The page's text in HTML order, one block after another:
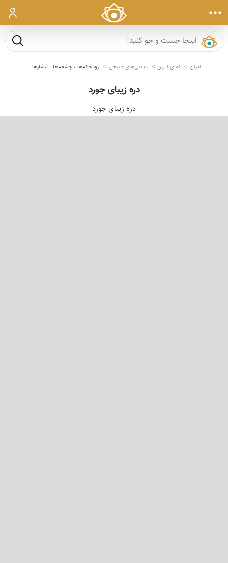
ورود
جست و
ایران نمای ایران دیدنی‌های طبیعی رودخانه‌ها ، چشمه‌ها ، آبشارها
دره زیبای جورد
دره زیبای جورد